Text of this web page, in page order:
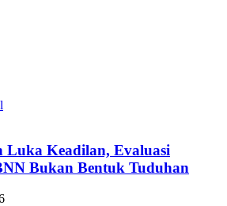
Luka Keadilan, Evaluasi
Bukan Bentuk Tuduhan